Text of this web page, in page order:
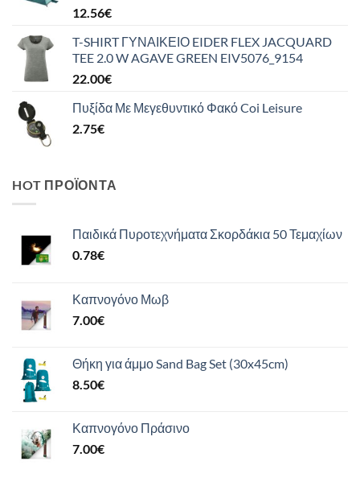
12.56€
T-SHIRT ΓΥΝΑΙΚΕΙΟ EIDER FLEX JACQUARD
TEE 2.0 W AGAVE GREEN EIV5076_9154
22.00€
Πυξίδα Με Μεγεθυντικό Φακό Coi Leisure
2.75€
HOT ΠΡΟΪΌΝΤΑ
Παιδικά Πυροτεχνήματα Σκορδάκια 50 Τεμαχίων
0.78€
Καπνογόνο Μωβ
7.00€
Θήκη για άμμο Sand Bag Set (30x45cm)
8.50€
Καπνογόνο Πράσινο
7.00€